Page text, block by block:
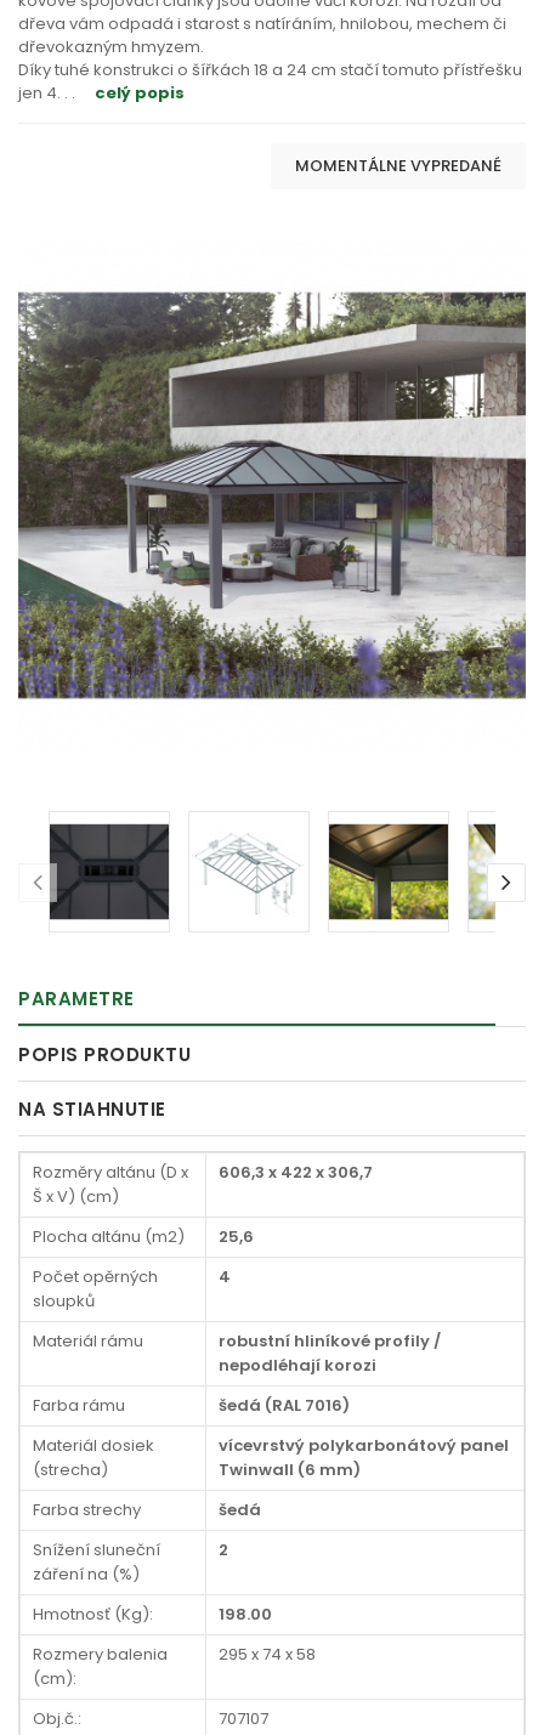
dřeva vám odpadá i starost s natíráním, hnilobou, mechem či
dřevokazným hmyzem.
Díky tuhé konstrukci o šířkách 18 a 24 cm stačí tomuto přístřešku
jen 4. . . celý popis
MOMENTÁLNE VYPREDANÉ
PARAMETRE
POPIS PRODUKTU
NA STIAHNUTIE
Rozměry altánu (D x
Š x V) (cm)
606,3 x 422 x 306,7
Plocha altánu (m2)
25,6
Počet opěrných
sloupků
4
Materiál rámu
robustní hliníkové profily /
nepodléhají korozi
Farba rámu
šedá (RAL 7016)
Materiál dosiek
(strecha)
vícevrstvý polykarbonátový panel
Twinwall (6 mm)
Farba strechy
šedá
Snížení sluneční
záření na (%)
2
Hmotnosť (Kg):
198.00
Rozmery balenia
(cm):
295 x 74 x 58
Obj.č.: 707107